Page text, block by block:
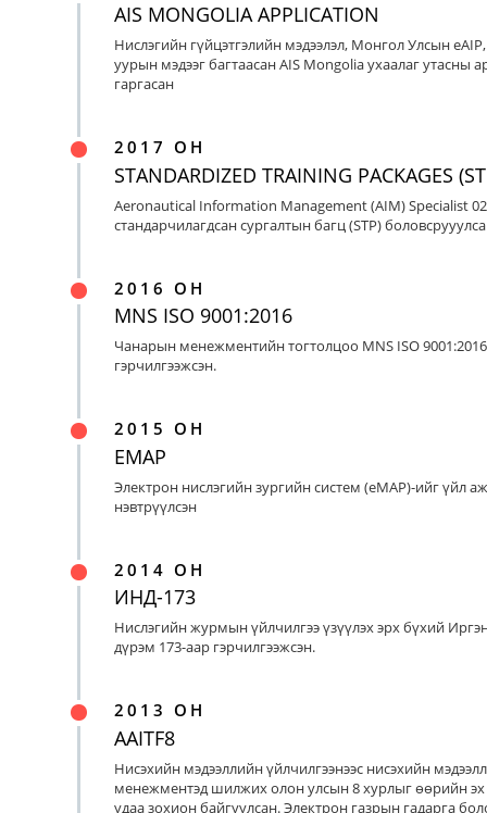
AIS MONGOLIA APPLICATION
Нислэгийн гүйцэтгэлийн мэдээлэл, Монгол Улсын
уурын мэдээг багтаасан AIS Mongolia ухаалаг утасны
гаргасан
2017 ОН
STANDARDIZED TRAINING PACKAGES
Aeronautical Information Management (AIM) Specialist
стандарчилагдсан сургалтын багц (STP)
2016 ОН
MNS ISO 9001:2016
Чанарын менежментийн тогтолцоо MNS ISO
гэрчилгээжсэн.
2015 ОН
EMAP
Электрон нислэгийн зургийн систем (eMAP)-ийг үйл
нэвтрүүлсэн
2014 ОН
ИНД-173
Нислэгийн журмын үйлчилгээ үзүүлэх эрх бүхий
дүрэм 173-аар гэрчилгээжсэн.
2013 ОН
AAITF8
Нисэхийн мэдээллийн үйлчилгээнээс нисэхийн
менежментэд шилжих олон улсын 8 хурлыг өөрийн
удаа зохион байгуулсан. Электрон газрын гадарга